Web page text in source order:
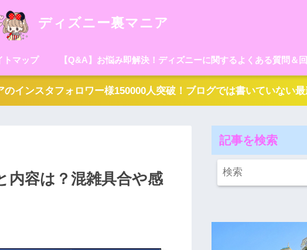
ディズニー裏マニア
トマップ 【Q&A】お悩み即解決！ディズニーに関するよくある質問＆
のインスタフォロワー様150000人突破！ブログでは書いていない
内容は？混雑具合や感
記事を検索